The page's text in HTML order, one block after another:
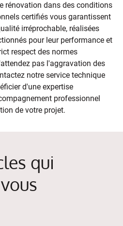
rénovation dans des conditions
certifiés vous garantissent
irréprochable, réalisées
pour leur performance et
respect des normes
pas l'aggravation des
notre service technique
d'une expertise
professionnel
de votre projet.
qui